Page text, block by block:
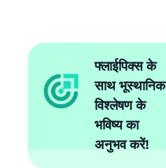
फ्लाईपिक्स के
साथ भूस्थानिक
विश्लेषण के
भविष्य का
अनुभव करें!